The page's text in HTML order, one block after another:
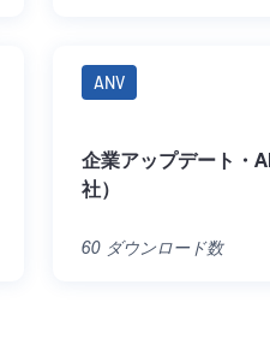
ANV
企業アップデート・
社）
60ダウンロード数